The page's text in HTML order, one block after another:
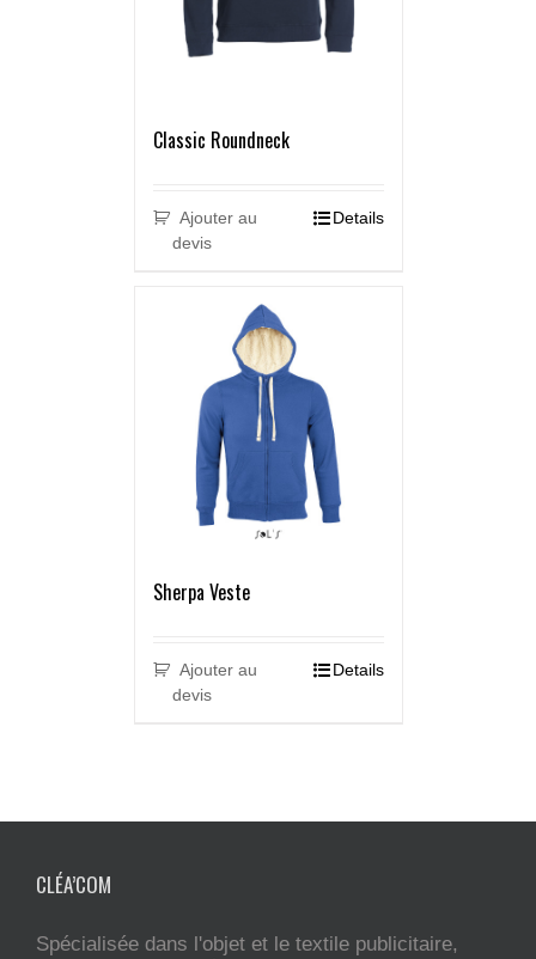
Classic Roundneck
Ajouter au
devis
Details
Sherpa Veste
Ajouter au
devis
Details
CLÉA’COM
Spécialisée dans l'objet et le textile publicitaire,